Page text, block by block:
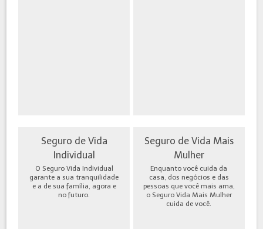
Seguro de Vida
Individual
O Seguro Vida Individual
garante a sua tranquilidade
e a de sua família, agora e
no futuro.
Seguro de Vida Mais
Mulher
Enquanto você cuida da
casa, dos negócios e das
pessoas que você mais ama,
o Seguro Vida Mais Mulher
cuida de você.